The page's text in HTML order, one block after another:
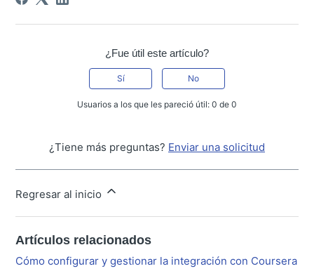
¿Fue útil este artículo?
Sí No
Usuarios a los que les pareció útil: 0 de 0
¿Tiene más preguntas? Enviar una solicitud
Regresar al inicio
Artículos relacionados
Cómo configurar y gestionar la integración con Coursera